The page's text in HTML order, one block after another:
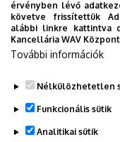
Épület
Emelet, ajtó
Weboldal
érvényben lévő
követve frissítettük
alábbi linkre kattintva
Kancellária WAV Központ
További információk
Nélkülözhetetlen
Funkcionális sütik
Analitikai sütik